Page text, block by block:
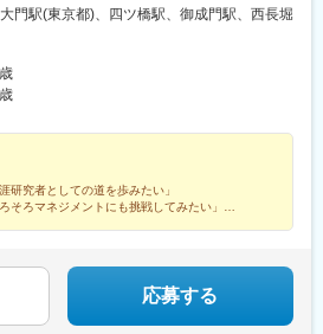
、十分に話し合った上で、あなたのご経験
します。＼NEW！エリア制度導入／全国で
！詳細は選考時にご案内いたします。
門駅(東京都)、四ツ橋駅、御成門駅、西長堀
涯研究者としての道を歩みたい」
ろそろマネジメントにも挑戦してみたい」
ュアル面談も対応しています。お気軽にご相談く
。
応募する